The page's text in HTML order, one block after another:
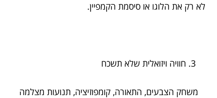
לא רק את הלוגו או סיסמת הקמפיין.
חוויה ויזואלית שלא תשכח
משחק הצבעים, התאורה, קומפוזיציה, תנועות מצלמה